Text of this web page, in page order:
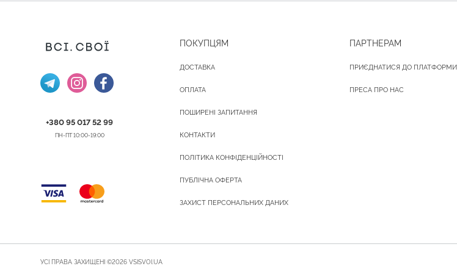
+380 95 017 52 99
ПН-ПТ 10:00-19:00
ПОКУПЦЯМ
ДОСТАВКА
ОПЛАТА
ПОШИРЕНІ ЗАПИТАННЯ
КОНТАКТИ
ПОЛІТИКА КОНФІДЕНЦІЙНОСТІ
ПУБЛІЧНА ОФЕРТА
ЗАХИСТ ПЕРСОНАЛЬНИХ ДАНИХ
ПАРТНЕРАМ
ПРИЄДНАТИСЯ ДО ПЛАТФОРМИ
ПРЕСА ПРО НАС
УСІ ПРАВА ЗАХИЩЕНІ ©2026 VSISVOI.UA